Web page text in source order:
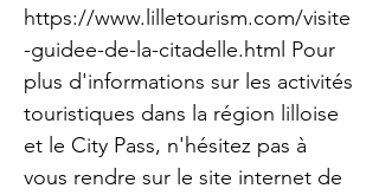
https://www.lilletourism.com/visite
-guidee-de-la-citadelle.html Pour
plus d'informations sur les activités
touristiques dans la région lilloise
et le City Pass, n'hésitez pas à
vous rendre sur le site internet de